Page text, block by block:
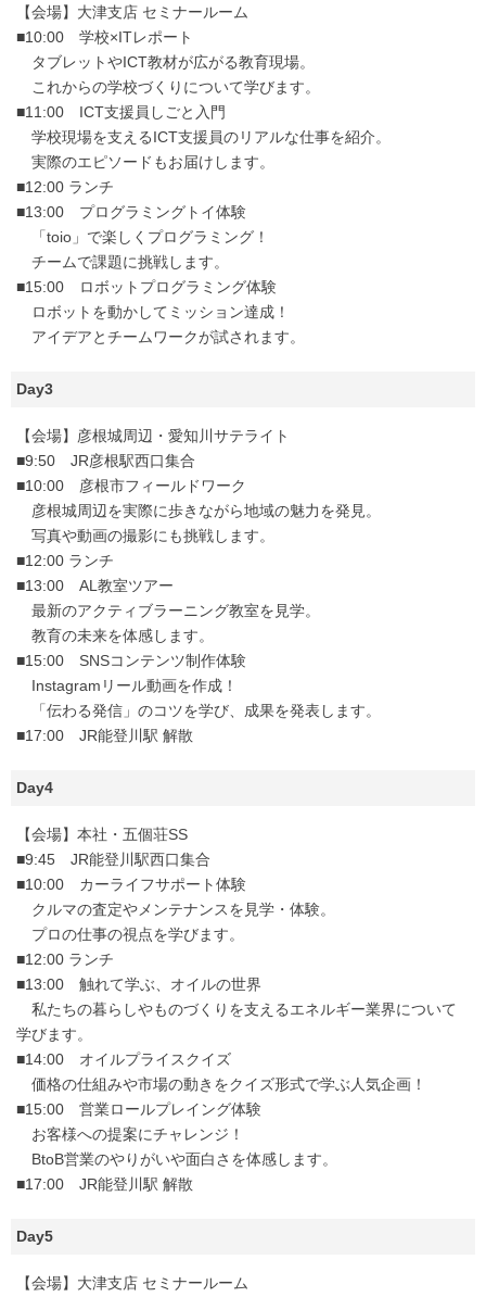
【会場】大津支店 セミナールーム
■10:00 学校×ITレポート
タブレットやICT教材が広がる教育現場。
これからの学校づくりについて学びます。
■11:00 ICT支援員しごと入門
学校現場を支えるICT支援員のリアルな仕事を紹介。
実際のエピソードもお届けします。
■12:00 ランチ
■13:00 プログラミングトイ体験
「toio」で楽しくプログラミング！
チームで課題に挑戦します。
■15:00 ロボットプログラミング体験
ロボットを動かしてミッション達成！
アイデアとチームワークが試されます。
Day3
【会場】彦根城周辺・愛知川サテライト
■9:50 JR彦根駅西口集合
■10:00 彦根市フィールドワーク
彦根城周辺を実際に歩きながら地域の魅力を発見。
写真や動画の撮影にも挑戦します。
■12:00 ランチ
■13:00 AL教室ツアー
最新のアクティブラーニング教室を見学。
教育の未来を体感します。
■15:00 SNSコンテンツ制作体験
Instagramリール動画を作成！
「伝わる発信」のコツを学び、成果を発表します。
■17:00 JR能登川駅 解散
Day4
【会場】本社・五個荘SS
■9:45 JR能登川駅西口集合
■10:00 カーライフサポート体験
クルマの査定やメンテナンスを見学・体験。
プロの仕事の視点を学びます。
■12:00 ランチ
■13:00 触れて学ぶ、オイルの世界
私たちの暮らしやものづくりを支えるエネルギー業界について
学びます。
■14:00 オイルプライスクイズ
価格の仕組みや市場の動きをクイズ形式で学ぶ人気企画！
■15:00 営業ロールプレイング体験
お客様への提案にチャレンジ！
BtoB営業のやりがいや面白さを体感します。
■17:00 JR能登川駅 解散
Day5
【会場】大津支店 セミナールーム